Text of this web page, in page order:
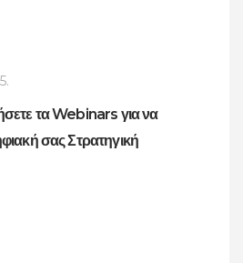
τα Webinars για να
σας Στρατηγική